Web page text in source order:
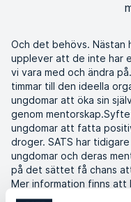
Och det behövs. Nästan
upplever att de inte har
vi vara med och ändra
timmar till den ideella
ungdomar att öka sin
genom
ungdomar att fatta
droger. SATS har
ungdomar och deras
på det sättet få chans
Mer information finns att
utgångspunkt från vår